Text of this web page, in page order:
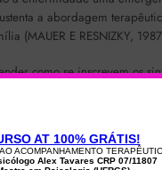
a abordagem
(MAUER E RESNIZKY,
como se inscrevem os
da história familiar. Segundo
ser considerada a
nível do sistema familiar